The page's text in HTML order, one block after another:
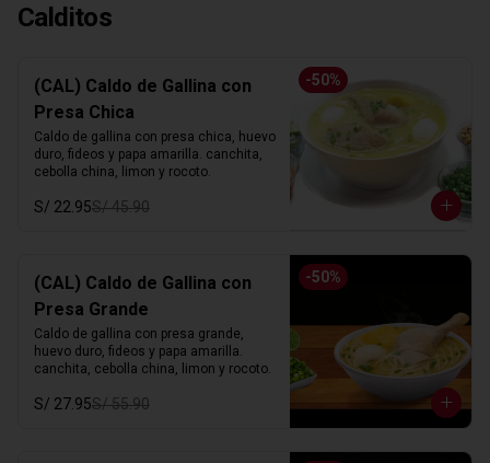
Calditos
-50%
(CAL) Caldo de Gallina con
Presa Chica
Caldo de gallina con presa chica, huevo
duro, fideos y papa amarilla. canchita,
cebolla china, limon y rocoto.
S/ 22.95S/ 45.90
-50%
(CAL) Caldo de Gallina con
Presa Grande
Caldo de gallina con presa grande,
huevo duro, fideos y papa amarilla.
canchita, cebolla china, limon y rocoto.
S/ 27.95S/ 55.90